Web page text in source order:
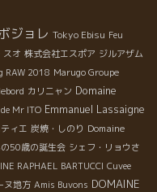
ジョレ Tokyo Ebisu Feu
スオ 株式会社エスポア ジルアザム
RAW 2018 Marugo Groupe
カリニャン Domaine
Mr ITO Emmanuel Lassaigne
ィエ 炭焼・しのり Domaine
50歳の誕生会 シェフ・リョウさ
RAPHAEL BARTUCCI Cuvee
ヌ地方 Amis Buvons DOMAINE